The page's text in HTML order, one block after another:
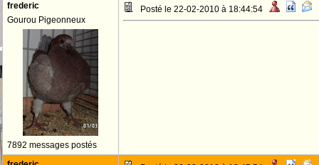
frederic
Gourou Pigeonneux
7892 messages postés
Posté le 22-02-2010 à 18:44:54